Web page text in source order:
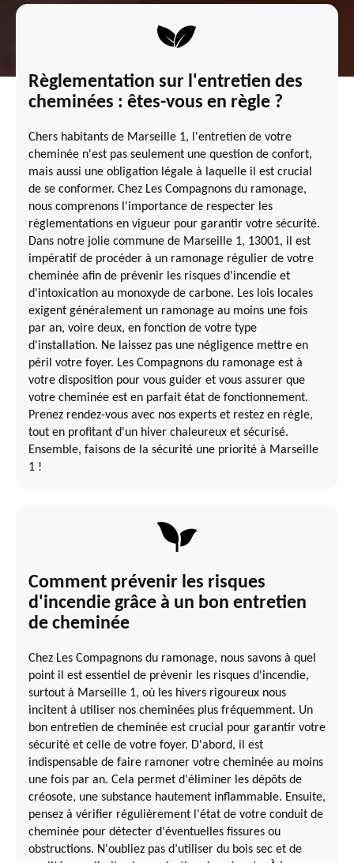
Règlementation sur l'entretien des
cheminées : êtes-vous en règle ?
Chers habitants de Marseille 1, l'entretien de votre
cheminée n'est pas seulement une question de confort,
mais aussi une obligation légale à laquelle il est crucial
de se conformer. Chez Les Compagnons du ramonage,
nous comprenons l'importance de respecter les
règlementations en vigueur pour garantir votre sécurité.
Dans notre jolie commune de Marseille 1, 13001, il est
impératif de procéder à un ramonage régulier de votre
cheminée afin de prévenir les risques d'incendie et
d'intoxication au monoxyde de carbone. Les lois locales
exigent généralement un ramonage au moins une fois
par an, voire deux, en fonction de votre type
d'installation. Ne laissez pas une négligence mettre en
péril votre foyer. Les Compagnons du ramonage est à
votre disposition pour vous guider et vous assurer que
votre cheminée est en parfait état de fonctionnement.
Prenez rendez-vous avec nos experts et restez en règle,
tout en profitant d'un hiver chaleureux et sécurisé.
Ensemble, faisons de la sécurité une priorité à Marseille
1 !
Comment prévenir les risques
d'incendie grâce à un bon entretien
de cheminée
Chez Les Compagnons du ramonage, nous savons à quel
point il est essentiel de prévenir les risques d'incendie,
surtout à Marseille 1, où les hivers rigoureux nous
incitent à utiliser nos cheminées plus fréquemment. Un
bon entretien de cheminée est crucial pour garantir votre
sécurité et celle de votre foyer. D'abord, il est
indispensable de faire ramoner votre cheminée au moins
une fois par an. Cela permet d'éliminer les dépôts de
créosote, une substance hautement inflammable. Ensuite,
pensez à vérifier régulièrement l'état de votre conduit de
cheminée pour détecter d'éventuelles fissures ou
obstructions. N'oubliez pas d’utiliser du bois sec et de